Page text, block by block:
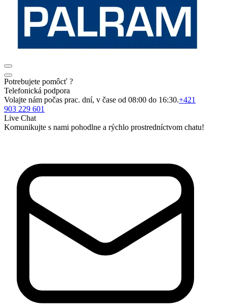
Potrebujete pomôcť ?
Telefonická podpora
Volajte nám počas prac. dní, v čase od 08:00 do 16:30.+421
903 229 601
Live Chat
Komunikujte s nami pohodlne a rýchlo prostredníctvom chatu!